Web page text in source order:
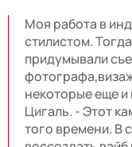
Моя работа в
стилистом.
придумывали
некоторые еще
Цигаль. - Этот
того времени. В